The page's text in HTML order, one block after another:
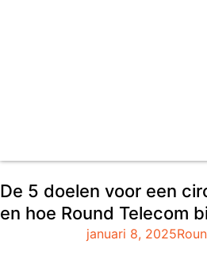
De 5 doelen voor een
en hoe Round Telecom
januari 8, 2025